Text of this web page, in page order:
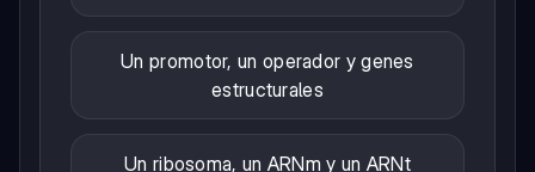
Un promotor, un operador y genes
estructurales
Un ribosoma, un ARNm y un ARNt